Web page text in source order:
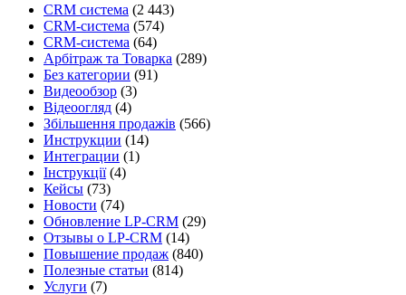
CRM система (2 443)
CRM-система (574)
CRM-система (64)
Арбітраж та Товарка (289)
Без категории (91)
Видеообзор (3)
Відеоогляд (4)
Збільшення продажів (566)
Инструкции (14)
Интеграции (1)
Інструкції(4)
Кейсы (73)
Новости (74)
Обновление LP-CRM (29)
Отзывы о LP-CRM (14)
Повышение продаж (840)
Полезные статьи (814)
Услуги (7)